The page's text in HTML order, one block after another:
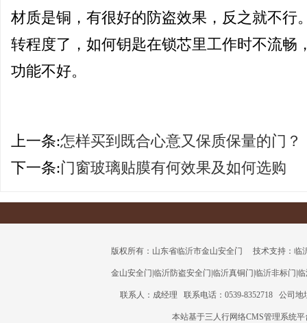
材质是铜，有很好的防盗效果，反之就不行
转程度了，如何钥匙在锁芯里工作时不流畅
功能不好。
上一条:怎样买到既合心意又保质保量的门？
下一条:门窗玻璃贴膜有何效果及如何选购
版权所有：山东省临沂市金山安全门 技术支持：临
金山安全门 临沂防盗安全门 临沂真铜门 临沂非标门 临
联系人：成经理 联系电话：0539-8352718 公司
本站基于三人行网络CMS管理系统